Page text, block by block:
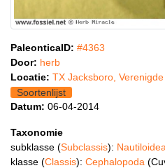
PaleonticaID: #4363
Door: herb
Locatie: TX Jacksboro,
Soortenlijst
Datum: 06-04-2014
Taxonomie
subklasse (Subclassis): Nautiloidea
klasse (Classis): Cephalopoda